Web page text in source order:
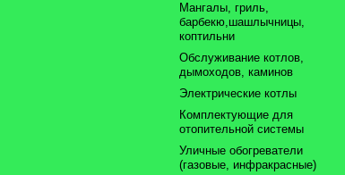
Мангалы, гриль,
барбекю,шашлычницы,
коптильни
Обслуживание котлов,
дымоходов, каминов
Электрические котлы
Комплектующие для
отопительной системы
Уличные обогреватели
(газовые, инфракрасные)